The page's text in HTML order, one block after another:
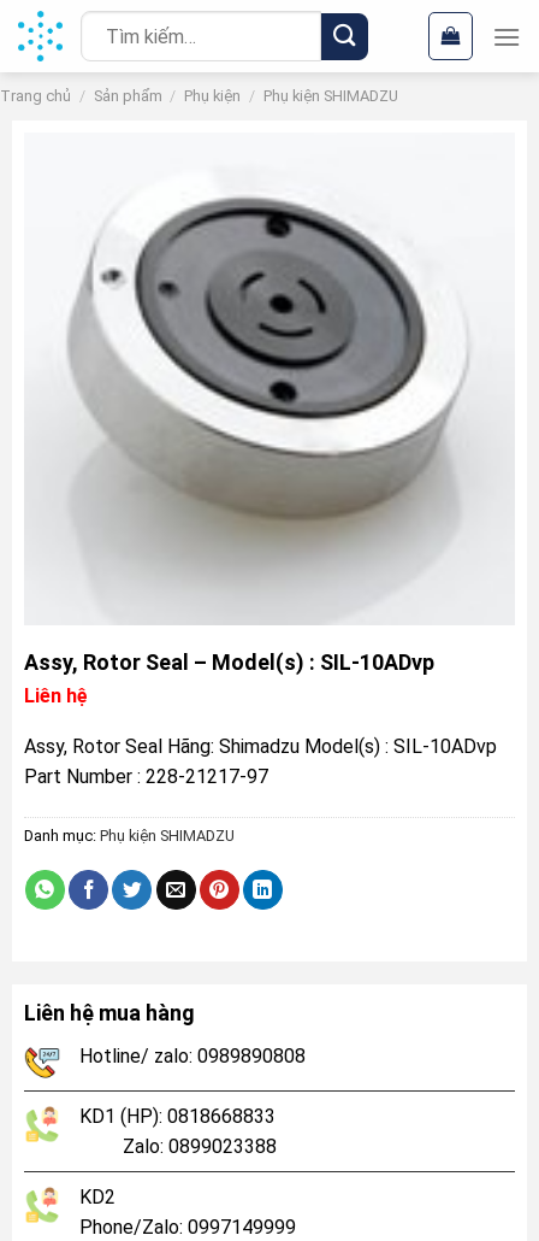
Chuyển
đến
nội
dung
Tìm
kiếm:
Trang chủ / Sản phẩm / Phụ kiện / Phụ kiện SHIMADZU
Assy, Rotor Seal – Model(s) : SIL-10ADvp
Liên hệ
Assy, Rotor Seal Hãng: Shimadzu Model(s) : SIL-10ADvp
Part Number : 228-21217-97
Danh mục: Phụ kiện SHIMADZU
Liên hệ mua hàng
Hotline/ zalo: 0989890808
KD1 (HP): 0818668833
Zalo: 0899023388
KD2
Phone/Zalo: 0997149999